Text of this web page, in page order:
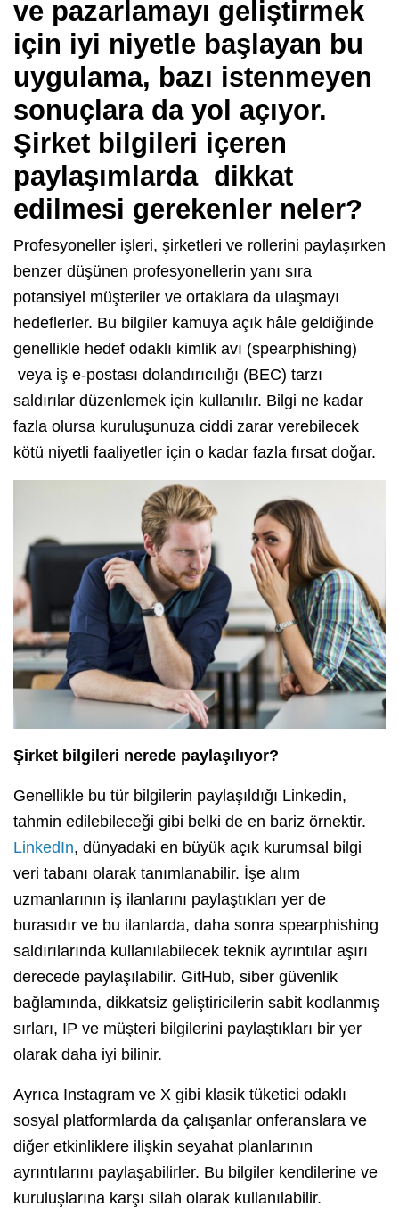
ve pazarlamayı geliştirmek
için iyi niyetle başlayan bu
uygulama, bazı istenmeyen
sonuçlara da yol açıyor.
Şirket bilgileri içeren
paylaşımlarda dikkat
edilmesi gerekenler neler?
Profesyoneller işleri, şirketleri ve rollerini paylaşırken
benzer düşünen profesyonellerin yanı sıra
potansiyel müşteriler ve ortaklara da ulaşmayı
hedeflerler. Bu bilgiler kamuya açık hâle geldiğinde
genellikle hedef odaklı kimlik avı (spearphishing)
veya iş e-postası dolandırıcılığı (BEC) tarzı
saldırılar düzenlemek için kullanılır. Bilgi ne kadar
fazla olursa kuruluşunuza ciddi zarar verebilecek
kötü niyetli faaliyetler için o kadar fazla fırsat doğar.
Şirket bilgileri nerede paylaşılıyor?
Genellikle bu tür bilgilerin paylaşıldığı Linkedin,
tahmin edilebileceği gibi belki de en bariz örnektir.
LinkedIn, dünyadaki en büyük açık kurumsal bilgi
veri tabanı olarak tanımlanabilir. İşe alım
uzmanlarının iş ilanlarını paylaştıkları yer de
burasıdır ve bu ilanlarda, daha sonra spearphishing
saldırılarında kullanılabilecek teknik ayrıntılar aşırı
derecede paylaşılabilir. GitHub, siber güvenlik
bağlamında, dikkatsiz geliştiricilerin sabit kodlanmış
sırları, IP ve müşteri bilgilerini paylaştıkları bir yer
olarak daha iyi bilinir.
Ayrıca Instagram ve X gibi klasik tüketici odaklı
sosyal platformlarda da çalışanlar onferanslara ve
diğer etkinliklere ilişkin seyahat planlarının
ayrıntılarını paylaşabilirler. Bu bilgiler kendilerine ve
kuruluşlarına karşı silah olarak kullanılabilir.